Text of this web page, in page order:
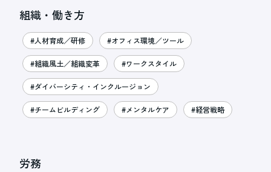
組織・働き方
#人材育成／研修 #オフィス環境／ツール
#組織風土／組織変革 #ワークスタイル
#ダイバーシティ・インクルージョン
#チームビルディング #メンタルケア #経営戦略
労務